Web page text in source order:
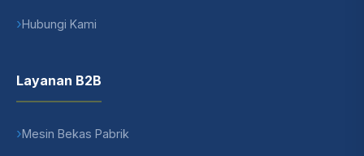
Hubungi Kami
Layanan B2B
Mesin Bekas Pabrik